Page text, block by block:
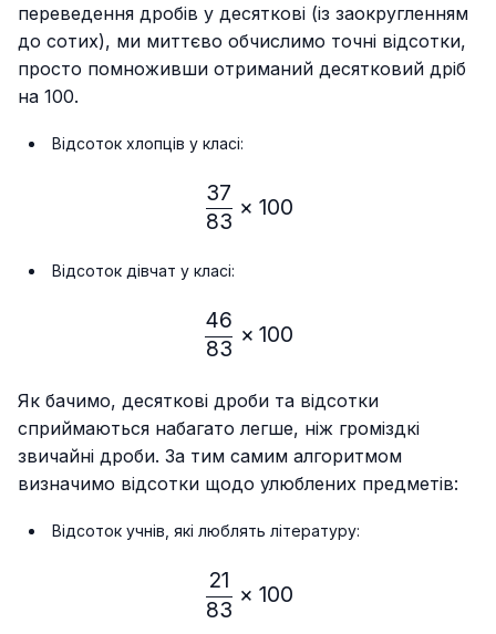
переведення дробів у десяткові (із заокругленням
до сотих), ми миттєво обчислимо точні відсотки,
просто помноживши отриманий десятковий дріб
на 100.
Відсоток хлопців у класі:
\frac{37}{83} × 100%≈
83
37
× 100
Відсоток дівчат у класі:
\frac{46}{83} × 100% ≈
83
46
× 100
Як бачимо, десяткові дроби та відсотки
сприймаються набагато легше, ніж громіздкі
звичайні дроби. За тим самим алгоритмом
визначимо відсотки щодо улюблених предметів:
Відсоток учнів, які люблять літературу:
\frac{21}{83} × 100% ≈
83
21
× 100